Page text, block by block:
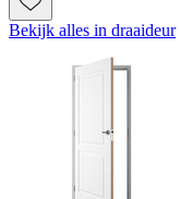
Bekijk alles in draaideur